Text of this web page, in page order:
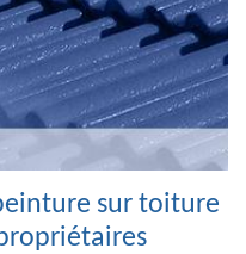
sur toiture